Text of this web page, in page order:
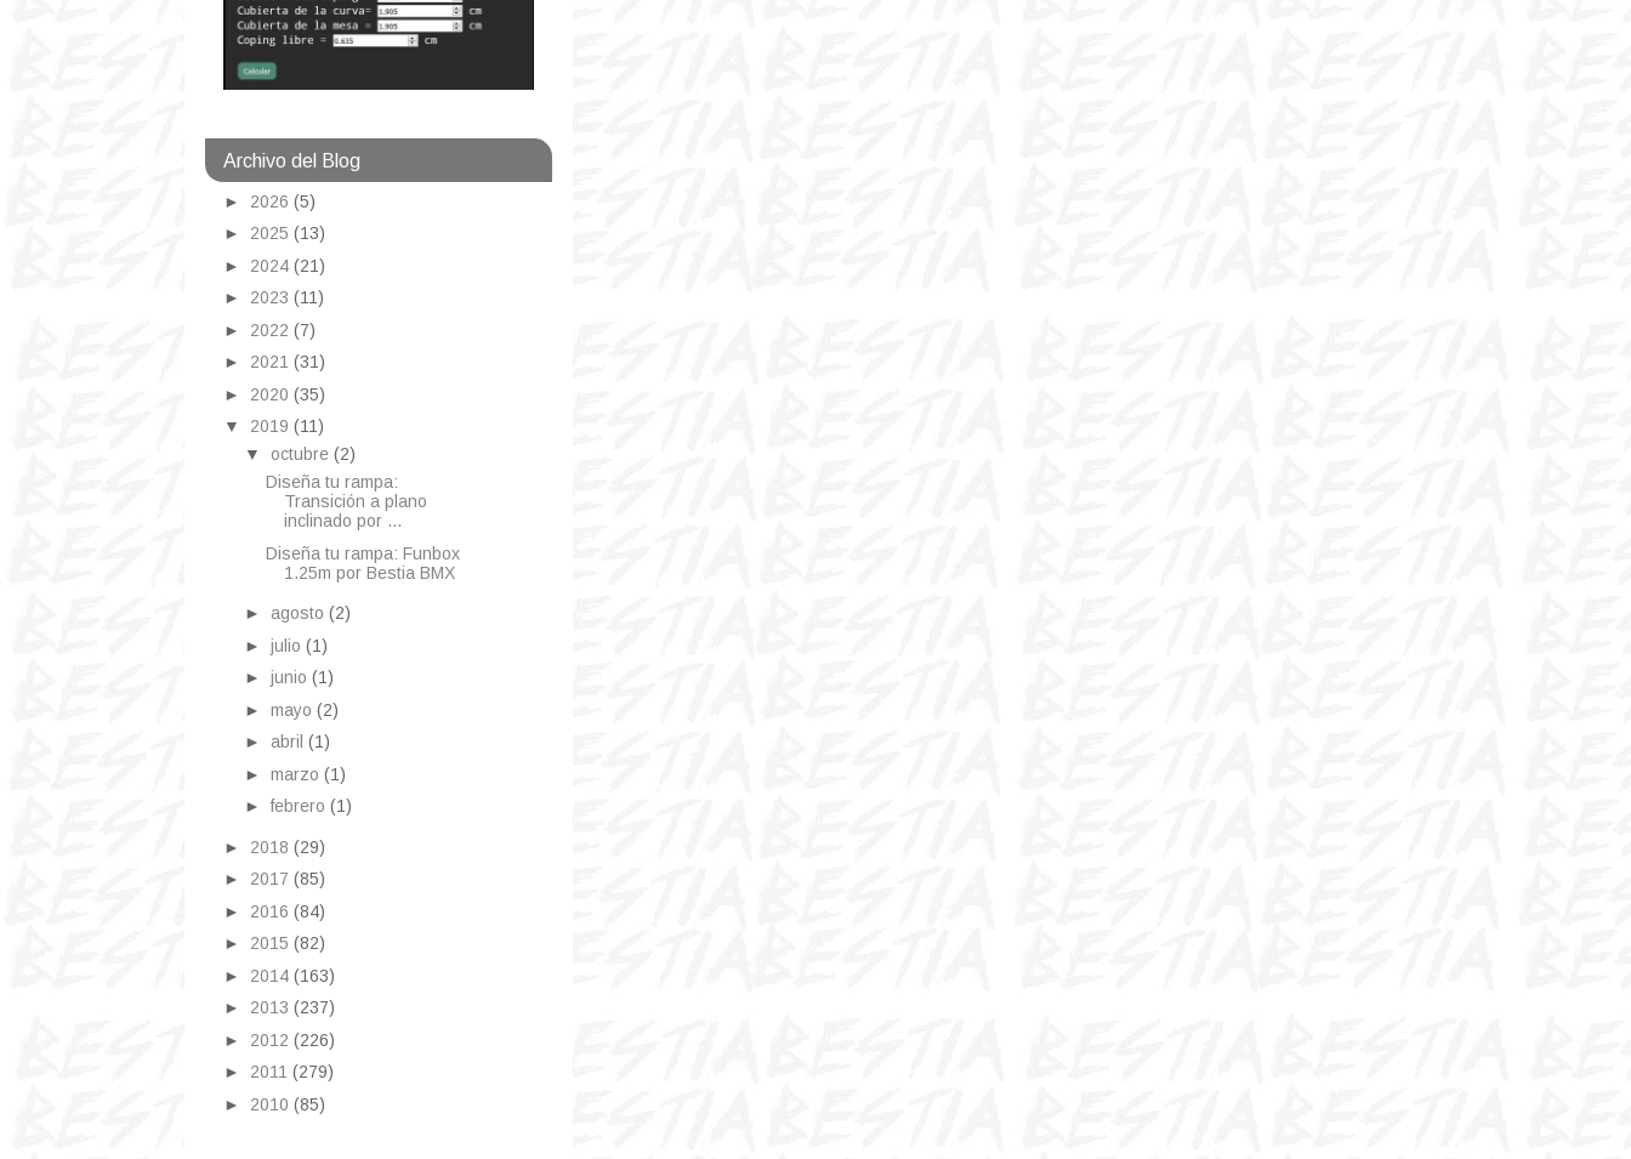
Archivo del Blog
► 2026 (5)
► 2025 (13)
► 2024 (21)
► 2023 (11)
► 2022 (7)
► 2021 (31)
► 2020 (35)
▼ 2019 (11)
▼ octubre (2)
Diseña tu rampa:
Transición a plano
inclinado por ...
Diseña tu rampa: Funbox
1.25m por Bestia BMX
► agosto (2)
► julio (1)
► junio (1)
► mayo (2)
► abril (1)
► marzo (1)
►febrero (1)
► 2018 (29)
► 2017 (85)
► 2016 (84)
► 2015 (82)
► 2014 (163)
► 2013 (237)
► 2012 (226)
► 2011 (279)
► 2010 (85)